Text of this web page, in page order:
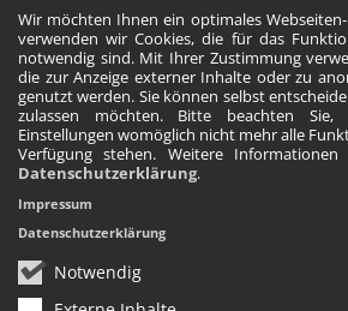
Wir möchten Ihnen ein optimales
verwenden wir Cookies, die für das
notwendig sind. Mit Ihrer Zustimmung
die zur Anzeige externer Inhalte oder zu
genutzt werden. Sie können selbst
zulassen möchten. Bitte beachten
Einstellungen womöglich nicht mehr alle
Verfügung stehen. Weitere
Datenschutzerklärung.
Notwendig
Impressum
Datenschutzerklärung